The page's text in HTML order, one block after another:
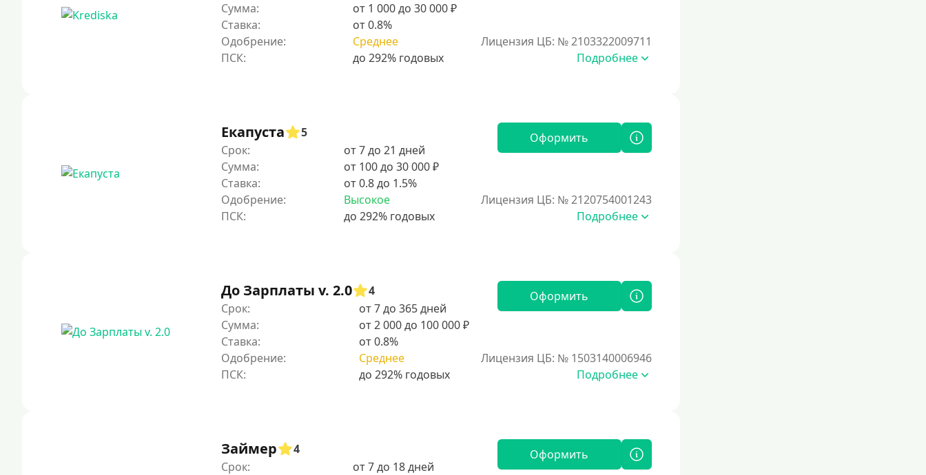
Сумма:
от 1 000 до 30 000 ₽
Ставка:
от 0.8%
Одобрение:
Среднее
Лицензия ЦБ: № 2103322009711
Подробнее
Екапуста
5
Срок:
от 7 до 21 дней
Сумма:
от 100 до 30 000 ₽
Ставка:
от 0.8 до 1.5%
Одобрение:
Высокое
Оформить
Лицензия ЦБ: № 2120754001243
Подробнее
До Зарплаты v. 2.0
4
Срок:
от 7 до 365 дней
Сумма:
от 2 000 до 100 000 ₽
Ставка:
от 0.8%
Одобрение:
Среднее
Оформить
Лицензия ЦБ: № 1503140006946
Подробнее
Займер
4
Срок:
от 7 до 18 дней
Оформить